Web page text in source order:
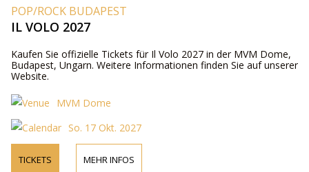
POP/ROCK BUDAPEST
IL VOLO 2027
Kaufen Sie offizielle Tickets für Il Volo 2027 in der MVM Dome,
Budapest, Ungarn. Weitere Informationen finden Sie auf unserer
Website.
MVM Dome
So. 17 Okt. 2027
TICKETS MEHR INFOS